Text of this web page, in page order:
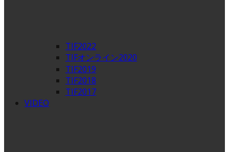
TIF2022
TIFオンライン2020
TIF2019
TIF2018
TIF2017
VIDEO